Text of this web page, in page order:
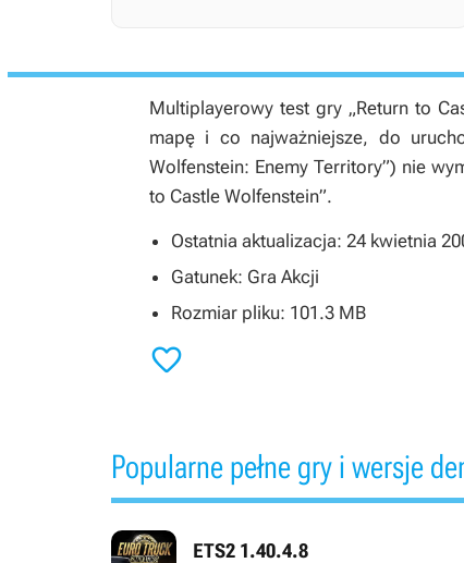
Multiplayerowy test gry „Return to
mapę i co najważniejsze, do
Wolfenstein: Enemy Territory”) nie
to Castle Wolfenstein”.
Ostatnia aktualizacja: 24 kwietnia
Gatunek: Gra Akcji
Rozmiar pliku: 101.3 MB

Popularne pełne gry i wersje
ETS2 1.40.4.8